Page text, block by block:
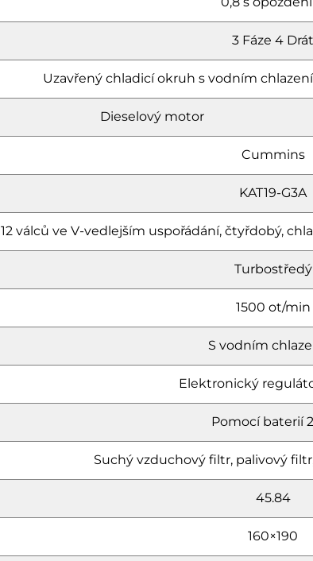
3 Fáze 4 Drát
Uzavřený chladicí okruh s vodním
Dieselový motor
Cummins
KAT19-G3A
12 válců ve V-vedlejším uspořádání, čtyřdobý,
Turbostředý
1500 ot/min
S vodním
Elektronický
Pomocí baterií
Suchý vzduchový filtr, palivový
45.84
160×190